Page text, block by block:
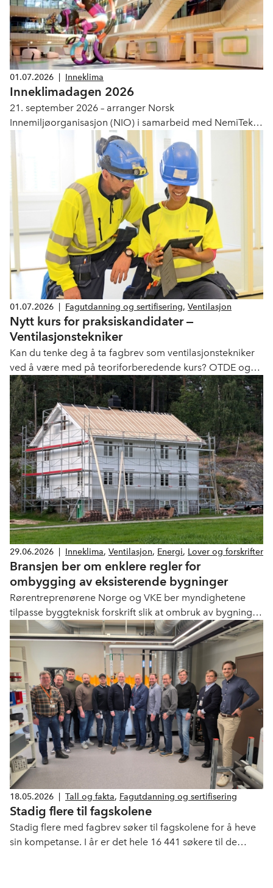
01.07.2026 Inneklima
Inneklimadagen 2026
21. september 2026 – arranger Norsk
Innemiljøorganisasjon (NIO) i samarbeid med NemiTek
én hel dag viet til kunnskap, forskning og praksis innen
inneklima, og en markering av 25 år med NIO.
01.07.2026 Fagutdanning og sertifisering, Ventilasjon
Nytt kurs for praksiskandidater ‒
Ventilasjonstekniker
Kan du tenke deg å ta fagbrev som ventilasjonstekniker
ved å være med på teoriforberedende kurs? OTDE og
VKE setter nå opp et nytt kurs til høsten.
29.06.2026 Inneklima, Ventilasjon, Energi, Lover og forskrifter
Bransjen ber om enklere regler for
ombygging av eksisterende bygninger
Rørentreprenørene Norge og VKE ber myndighetene
tilpasse byggteknisk forskrift slik at ombruk av bygninger
faktisk blir gjennomførbart.
18.05.2026 Tall og fakta, Fagutdanning og sertifisering
Stadig flere til fagskolene
Stadig flere med fagbrev søker til fagskolene for å heve
sin kompetanse. I år er det hele 16 441 søkere til de